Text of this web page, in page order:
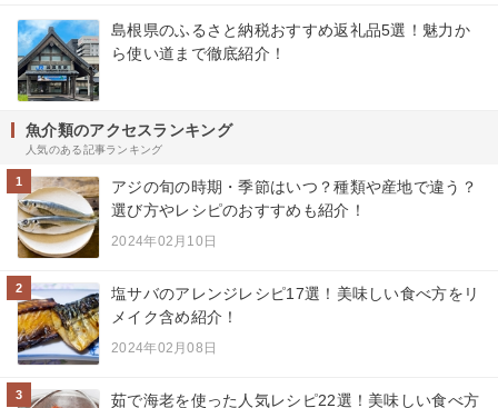
島根県のふるさと納税おすすめ返礼品5選！魅力か
ら使い道まで徹底紹介！
魚介類のアクセスランキング
人気のある記事ランキング
1
アジの旬の時期・季節はいつ？種類や産地で違う？
選び方やレシピのおすすめも紹介！
2024年02月10日
2
塩サバのアレンジレシピ17選！美味しい食べ方をリ
メイク含め紹介！
2024年02月08日
3
茹で海老を使った人気レシピ22選！美味しい食べ方